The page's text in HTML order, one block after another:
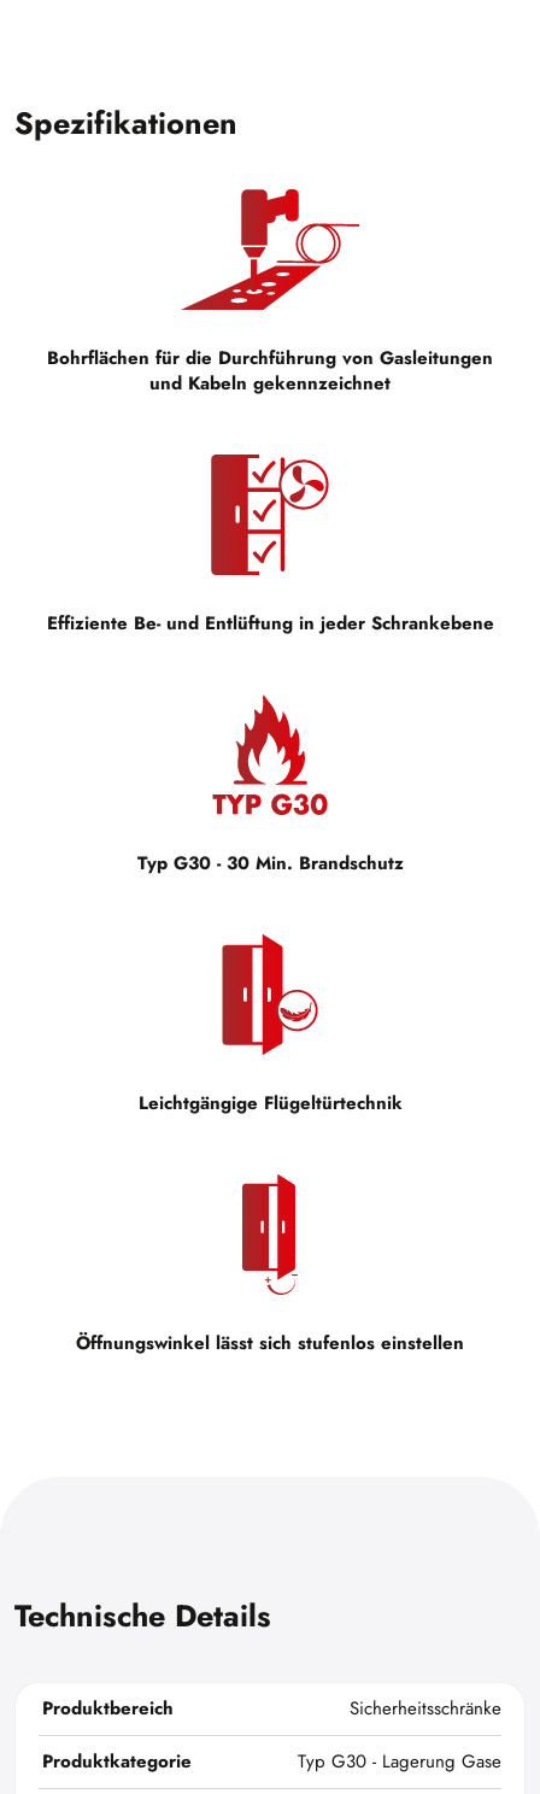
Spezifikationen
Bohrflächen für die Durchführung von Gasleitungen
und Kabeln gekennzeichnet
Effiziente Be- und Entlüftung in jeder Schrankebene
Typ G30 - 30 Min. Brandschutz
Leichtgängige Flügeltürtechnik
Öffnungswinkel lässt sich stufenlos einstellen
Technische Details
Produktbereich
Sicherheitsschränke
Produktkategorie
Typ G30 - Lagerung Gase